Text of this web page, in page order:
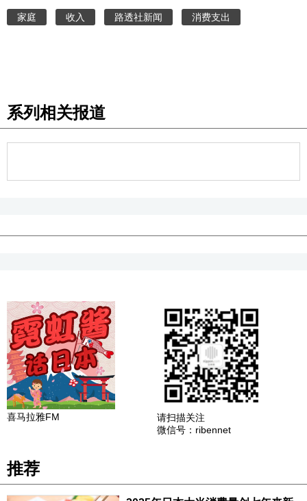
家庭 收入 路透社新闻 消费支出
系列相关报道
喜马拉雅FM
请扫描关注
微信号：ribennet
推荐